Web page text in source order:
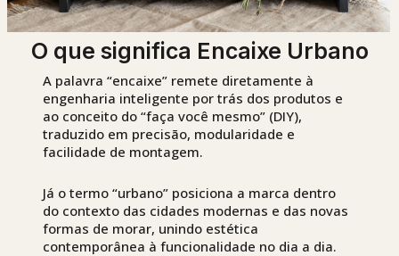
O que significa Encaixe Urbano
A palavra “encaixe” remete diretamente à
engenharia inteligente por trás dos produtos e
ao conceito do “faça você mesmo” (DIY),
traduzido em precisão, modularidade e
facilidade de montagem.
Já o termo “urbano” posiciona a marca dentro
do contexto das cidades modernas e das novas
formas de morar, unindo estética
contemporânea à funcionalidade no dia a dia.